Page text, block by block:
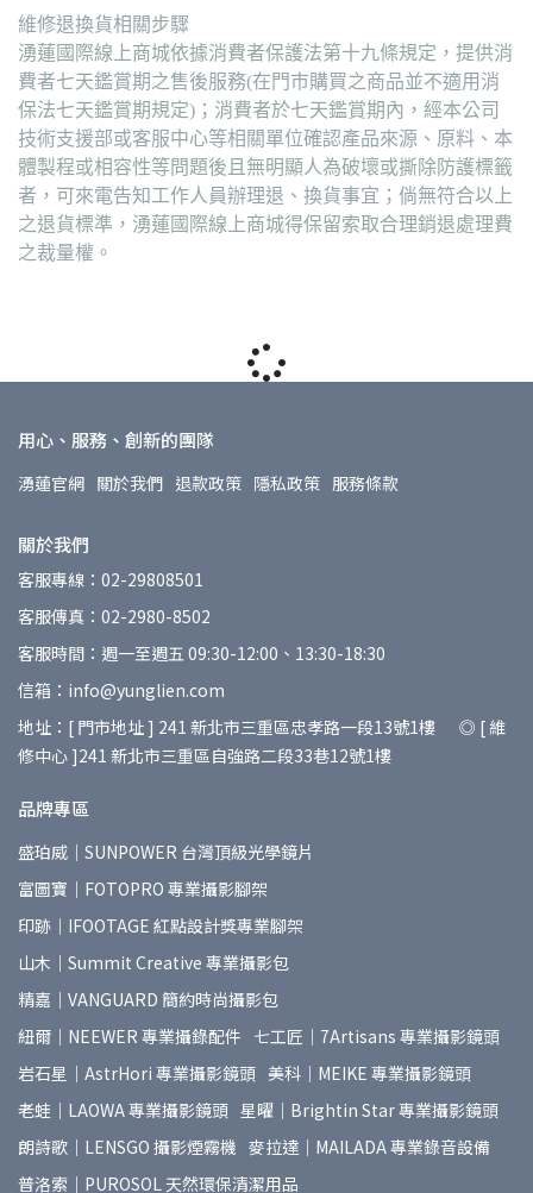
維修退換貨相關步驟
湧蓮國際線上商城依據消費者保護法第十九條規定，提供消
費者七天鑑賞期之售後服務(在門市購買之商品並不適用消
保法七天鑑賞期規定)；消費者於七天鑑賞期內，經本公司
技術支援部或客服中心等相關單位確認產品來源、原料、本
體製程或相容性等問題後且無明顯人為破壞或撕除防護標籤
者，可來電告知工作人員辦理退、換貨事宜；倘無符合以上
之退貨標準，湧蓮國際線上商城得保留索取合理銷退處理費
之裁量權。
用心、服務、創新的團隊
湧蓮官網 關於我們 退款政策 隱私政策 服務條款
關於我們
客服專線：02-29808501
客服傳真：02-2980-8502
客服時間：週一至週五 09:30-12:00、13:30-18:30
信箱：info@yunglien.com
地址：[ 門市地址 ] 241 新北市三重區忠孝路一段13號1樓 ◎ [ 維
修中心 ]241 新北市三重區自強路二段33巷12號1樓
品牌專區
盛珀威｜SUNPOWER 台灣頂級光學鏡片
富圖寶｜FOTOPRO 專業攝影腳架
印跡｜IFOOTAGE 紅點設計獎專業腳架
山木｜Summit Creative 專業攝影包
精嘉｜VANGUARD 簡約時尚攝影包
紐爾｜NEEWER 專業攝錄配件 七工匠｜7Artisans 專業攝影鏡頭
岩石星｜AstrHori 專業攝影鏡頭 美科｜MEIKE 專業攝影鏡頭
老蛙｜LAOWA 專業攝影鏡頭 星曜｜Brightin Star 專業攝影鏡頭
朗詩歌｜LENSGO 攝影煙霧機 麥拉達｜MAILADA 專業錄音設備
普洛索｜PUROSOL 天然環保清潔用品